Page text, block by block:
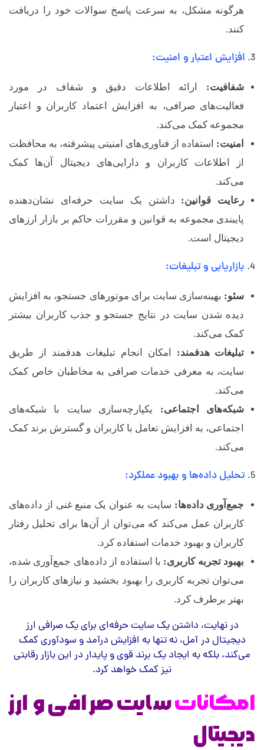
ل
هرگونه مشکل، به سرعت پاسخ سوالات خود را دریافت
کنند.
افزایش اعتبار و امنیت:
شفافیت: ارائه اطلاعات دقیق و شفاف در مورد
فعالیت‌های صرافی، به افزایش اعتماد کاربران و اعتبار
مجموعه کمک می‌کند.
امنیت: استفاده از فناوری‌های امنیتی پیشرفته، به محافظت
از اطلاعات کاربران و دارایی‌های دیجیتال آن‌ها کمک
می‌کند.
رعایت قوانین: داشتن یک سایت حرفه‌ای نشان‌دهنده
پایبندی مجموعه به قوانین و مقررات حاکم بر بازار ارزهای
دیجیتال است.
بازاریابی و تبلیغات:
سئو: بهینه‌سازی سایت برای موتورهای جستجو، به افزایش
دیده شدن سایت در نتایج جستجو و جذب کاربران بیشتر
کمک می‌کند.
تبلیغات هدفمند: امکان انجام تبلیغات هدفمند از طریق
سایت، به معرفی خدمات صرافی به مخاطبان خاص کمک
می‌کند.
شبکه‌های اجتماعی: یکپارچه‌سازی سایت با شبکه‌های
اجتماعی، به افزایش تعامل با کاربران و گسترش برند کمک
می‌کند.
تحلیل داده‌ها و بهبود عملکرد:
جمع‌آوری داده‌ها: سایت به عنوان یک منبع غنی از داده‌های
کاربران عمل می‌کند که می‌توان از آن‌ها برای تحلیل رفتار
کاربران و بهبود خدمات استفاده کرد.
بهبود تجربه کاربری: با استفاده از داده‌های جمع‌آوری شده،
می‌توان تجربه کاربری را بهبود بخشید و نیازهای کاربران را
بهتر برطرف کرد.
در نهایت، داشتن یک سایت حرفه‌ای برای یک صرافی ارز
دیجیتال در آمل، نه تنها به افزایش درآمد و سودآوری کمک
می‌کند، بلکه به ایجاد یک برند قوی و پایدار در این بازار رقابتی
نیز کمک خواهد کرد.
امکاناتسایت صرافی و ارز
دیجیتال